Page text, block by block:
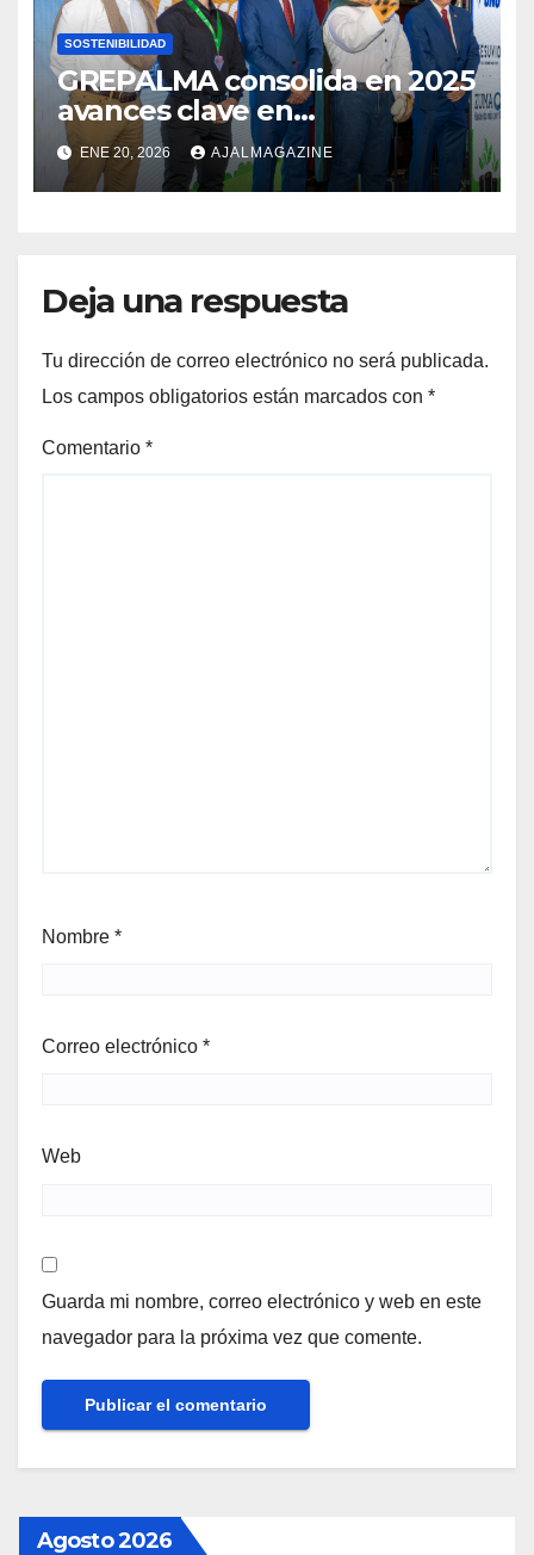
SOSTENIBILIDAD
GREPALMA consolida en 2025
avances clave en
sostenibilidad de la palma de
aceite en Guatemala
ENE 20, 2026 AJALMAGAZINE
Deja una respuesta
Tu dirección de correo electrónico no será publicada.
Los campos obligatorios están marcados con *
Comentario *
Nombre *
Correo electrónico *
Web
Guarda mi nombre, correo electrónico y web en este
navegador para la próxima vez que comente.
Agosto 2026